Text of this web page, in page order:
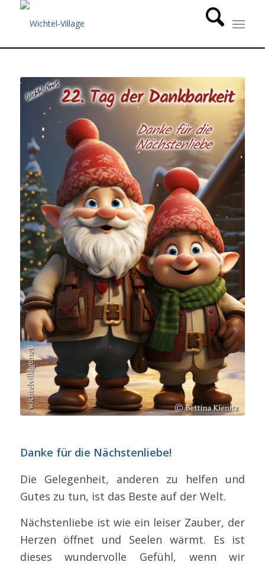
Danke für die Nächstenliebe!
Die Gelegenheit, anderen zu helfen und
Gutes zu tun, ist das Beste auf der Welt.
Nächstenliebe ist wie ein leiser Zauber, der
Herzen öffnet und Seelen wärmt. Es ist
dieses wundervolle Gefühl, wenn wir